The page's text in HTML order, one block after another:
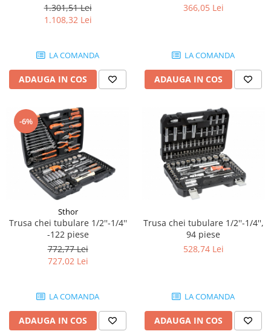
Bobina 14V
Contact 5 pozitii
Contactor 36V
Senzori de greutate
Bobina 18V
Contactor 16V
Kit reparatii contactor
Contactor 65V
Contactor 96V
Releu 230V
Intrerupatoare
Banda antistatica
Contact pornire
Lampi avertizare
Lampi stroboscopice
Joystick-uri
Piese Lebrero
Piese Lugli
Piese Menzi Muck
Piese Mustang
Piese Steinbock
Piese Valpadana
Piese Zettelmeyer
Piese Venieri
Piese Nissan
Piese Sullair
Piese Rigitrac
Piese Krone
Piese Hiab Foco
Piese O&K
Piese Airman
1.301,51 Lei
1.108,32 Lei
LA COMANDA
ADAUGA IN COS
366,05 Lei
LA COMANDA
ADAUGA IN COS
-6%
Sthor
Trusa chei tubulare 1/2''-1/4''
-122 piese
772,77 Lei
727,02 Lei
LA COMANDA
ADAUGA IN COS
Trusa chei tubulare 1/2''-1/4'',
94 piese
528,74 Lei
LA COMANDA
ADAUGA IN COS